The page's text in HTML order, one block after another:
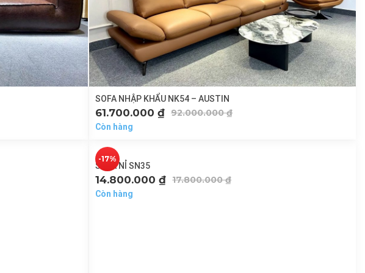
SOFA NHẬP KHẨU NK54 – AUSTIN
92.000.000₫
61.700.000₫
Còn hàng
SOFA NỈ SN35
17.800.000₫
14.800.000₫
-17%
Còn hàng